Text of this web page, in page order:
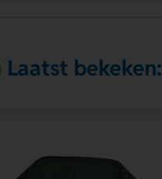
Laatst bekeken: